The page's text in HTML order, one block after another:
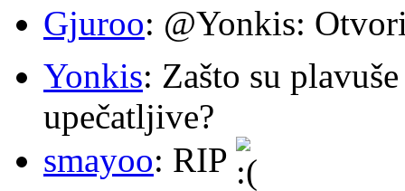
Gjuroo: @Yonkis:
Yonkis: Zašto su
upečatljive?
smayoo: RIP